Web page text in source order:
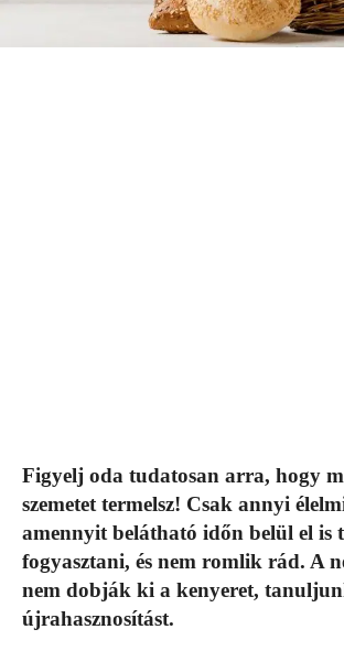
Figyelj oda tudatosan arra, hogy
szemetet termelsz! Csak annyi
amennyit belátható időn belül el is
fogyasztani, és nem romlik rád. A
nem dobják ki a kenyeret,
újrahasznosítást.